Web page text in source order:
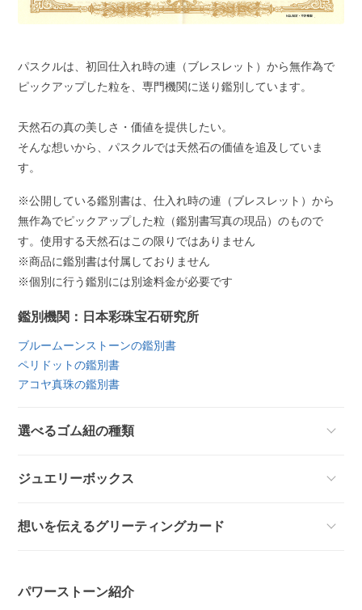
パスクルは、初回仕入れ時の連（ブレスレット）から無作為で
ピックアップした粒を、専門機関に送り鑑別しています。
天然石の真の美しさ・価値を提供したい。
そんな想いから、パスクルでは天然石の価値を追及していま
す。
※公開している鑑別書は、仕入れ時の連（ブレスレット）から
無作為でピックアップした粒（鑑別書写真の現品）のもので
す。使用する天然石はこの限りではありません
※商品に鑑別書は付属しておりません
※個別に行う鑑別には別途料金が必要です
鑑別機関：日本彩珠宝石研究所
ブルームーンストーンの鑑別書
ペリドットの鑑別書
アコヤ真珠の鑑別書
選べるゴム紐の種類
ジュエリーボックス
想いを伝えるグリーティングカード
パワーストーン紹介